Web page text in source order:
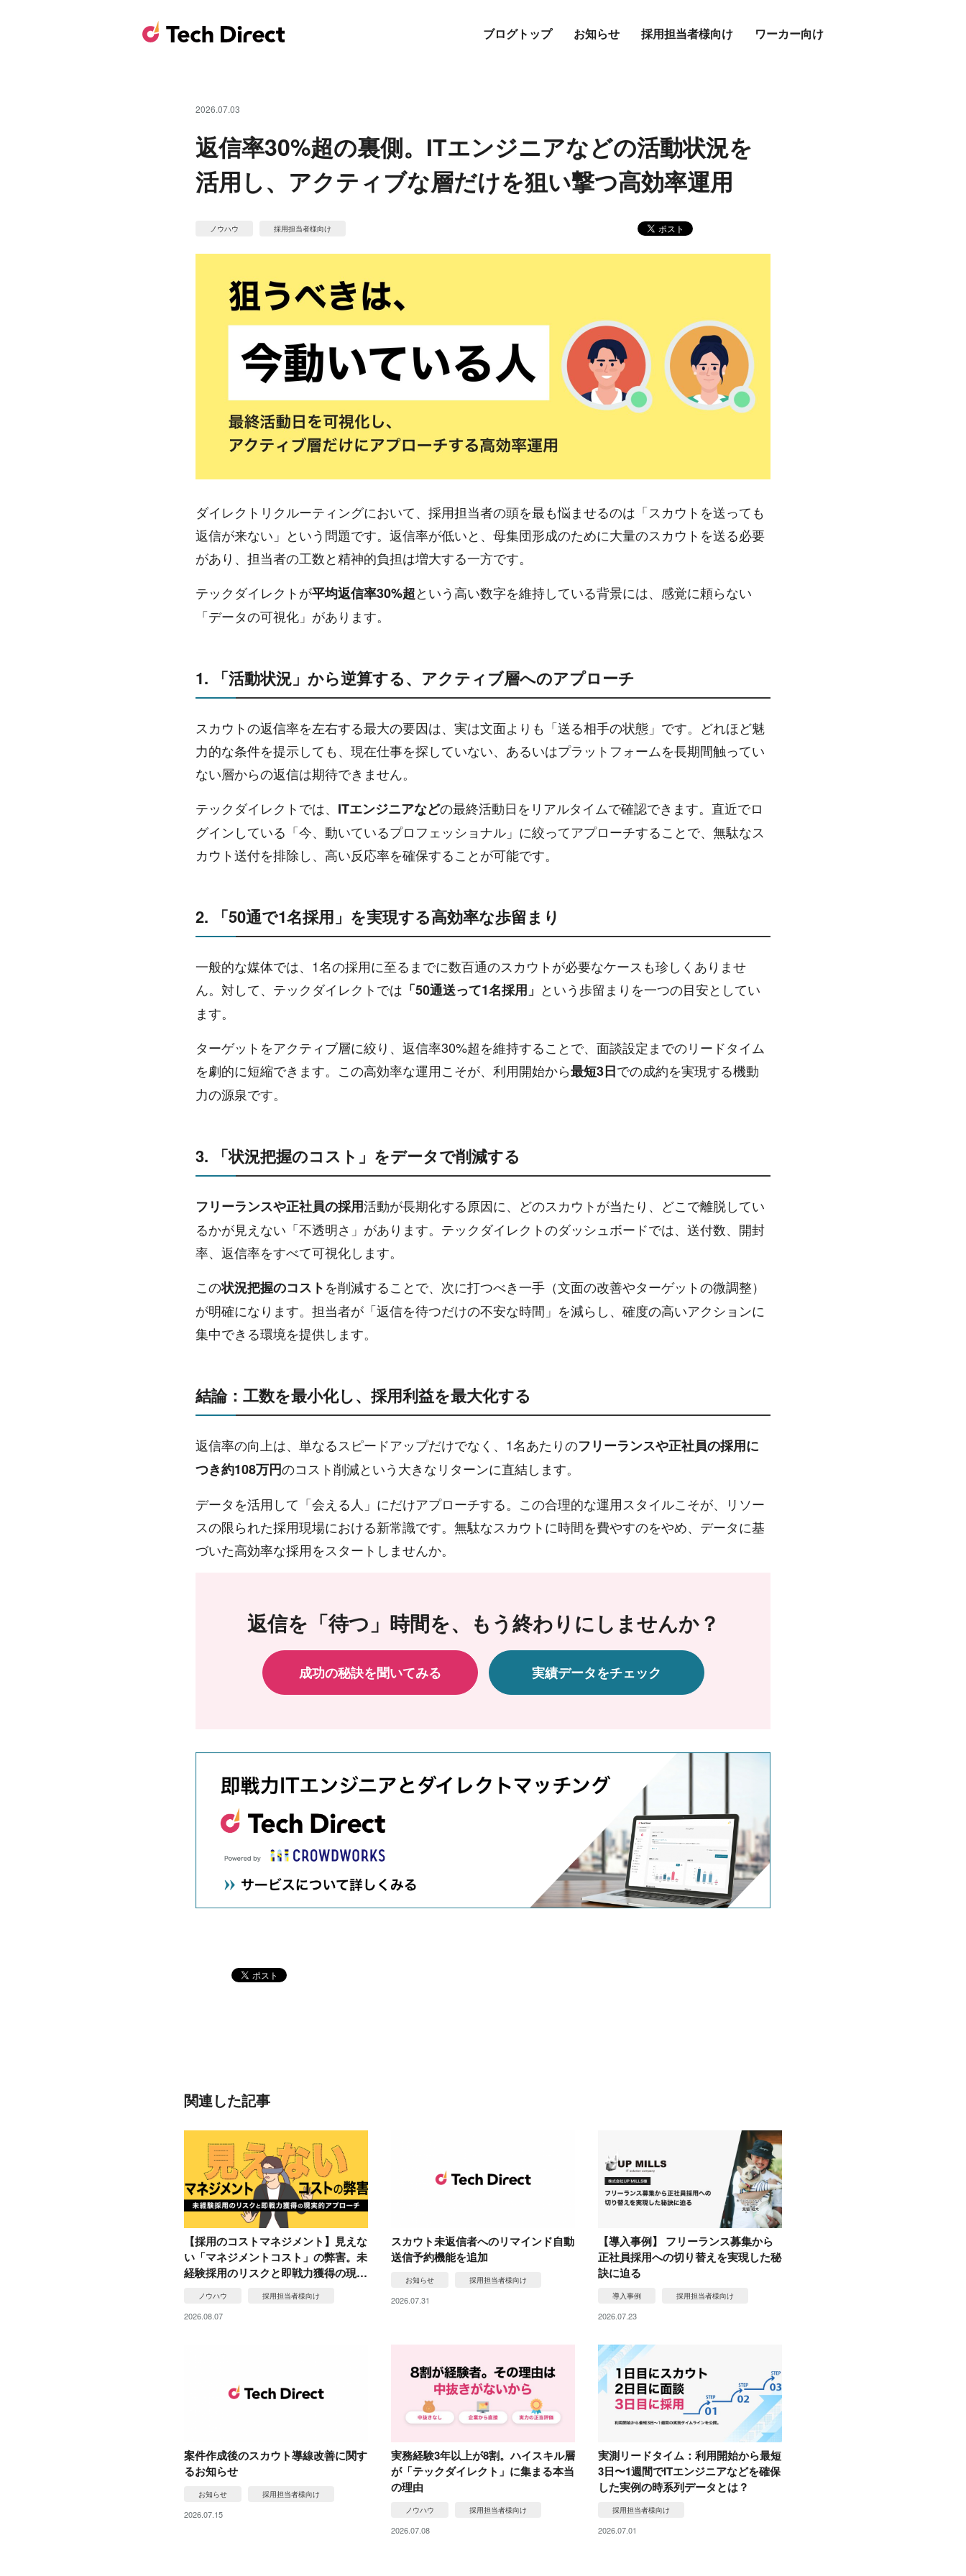
ブログトップ お知らせ 採用担当者様向け ワーカー向け
2026.07.03
返信率30%超の裏側。ITエンジニアなどの活動状況を
活用し、アクティブな層だけを狙い撃つ高効率運用
ノウハウ 採用担当者様向け
ダイレクトリクルーティングにおいて、採用担当者の頭を最も悩ませるのは「スカウトを送っても
返信が来ない」という問題です。返信率が低いと、母集団形成のために大量のスカウトを送る必要
があり、担当者の工数と精神的負担は増大する一方です。
テックダイレクトが平均返信率30%超という高い数字を維持している背景には、感覚に頼らない
「データの可視化」があります。
1. 「活動状況」から逆算する、アクティブ層へのアプローチ
スカウトの返信率を左右する最大の要因は、実は文面よりも「送る相手の状態」です。どれほど魅
力的な条件を提示しても、現在仕事を探していない、あるいはプラットフォームを長期間触ってい
ない層からの返信は期待できません。
テックダイレクトでは、 ITエンジニアなどの最終活動日をリアルタイムで確認できます。直近でロ
グインしている「今、動いているプロフェッショナル」に絞ってアプローチすることで、無駄なス
カウト送付を排除し、高い反応率を確保することが可能です。
2. 「50通で1名採用」を実現する高効率な歩留まり
一般的な媒体では、1名の採用に至るまでに数百通のスカウトが必要なケースも珍しくありませ
ん。対して、テックダイレクトでは 「50通送って1名採用」 という歩留まりを一つの目安としてい
ます。
ターゲットをアクティブ層に絞り、返信率30%超を維持することで、面談設定までのリードタイム
を劇的に短縮できます。この高効率な運用こそが、利用開始から最短3日での成約を実現する機動
力の源泉です。
3. 「状況把握のコスト」をデータで削減する
フリーランスや正社員の採用活動が長期化する原因に、どのスカウトが当たり、どこで離脱してい
るかが見えない「不透明さ」があります。テックダイレクトのダッシュボードでは、送付数、開封
率、返信率をすべて可視化します。
この状況把握のコストを削減することで、次に打つべき一手（文面の改善やターゲットの微調整）
が明確になります。担当者が「返信を待つだけの不安な時間」を減らし、確度の高いアクションに
集中できる環境を提供します。
結論：工数を最小化し、採用利益を最大化する
返信率の向上は、単なるスピードアップだけでなく、1名あたりのフリーランスや正社員の採用に
つき約108万円のコスト削減という大きなリターンに直結します。
データを活用して「会える人」にだけアプローチする。この合理的な運用スタイルこそが、リソー
スの限られた採用現場における新常識です。無駄なスカウトに時間を費やすのをやめ、データに基
づいた高効率な採用をスタートしませんか。
返信を「待つ」時間を、もう終わりにしませんか？
成功の秘訣を聞いてみる 実績データをチェック
関連した記事
【採用のコストマネジメント】見えな
い「マネジメントコスト」の弊害。未
経験採用のリスクと即戦力獲得の現…
ノウハウ 採用担当者様向け
2026.08.07
スカウト未返信者へのリマインド自動
送信予約機能を追加
お知らせ 採用担当者様向け
2026.07.31
【導入事例】 フリーランス募集から
正社員採用への切り替えを実現した秘
訣に迫る
導入事例 採用担当者様向け
2026.07.23
案件作成後のスカウト導線改善に関す
るお知らせ
お知らせ 採用担当者様向け
2026.07.15
実務経験3年以上が8割。ハイスキル層
が「テックダイレクト」に集まる本当
の理由
ノウハウ 採用担当者様向け
2026.07.08
実測リードタイム：利用開始から最短
3日〜1週間でITエンジニアなどを確保
した実例の時系列データとは？
採用担当者様向け
2026.07.01